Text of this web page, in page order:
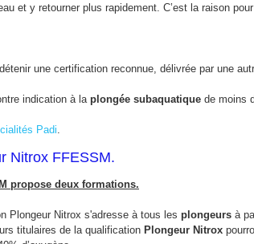
et y retourner plus rapidement. C’est la raison
une certification reconnue, délivrée par une
indication à la plongée subaquatique de moins
Padi.
Nitrox FFESSM.
propose deux formations.
Plongeur Nitrox s'adresse à tous les plongeurs à
titulaires de la qualification Plongeur Nitrox